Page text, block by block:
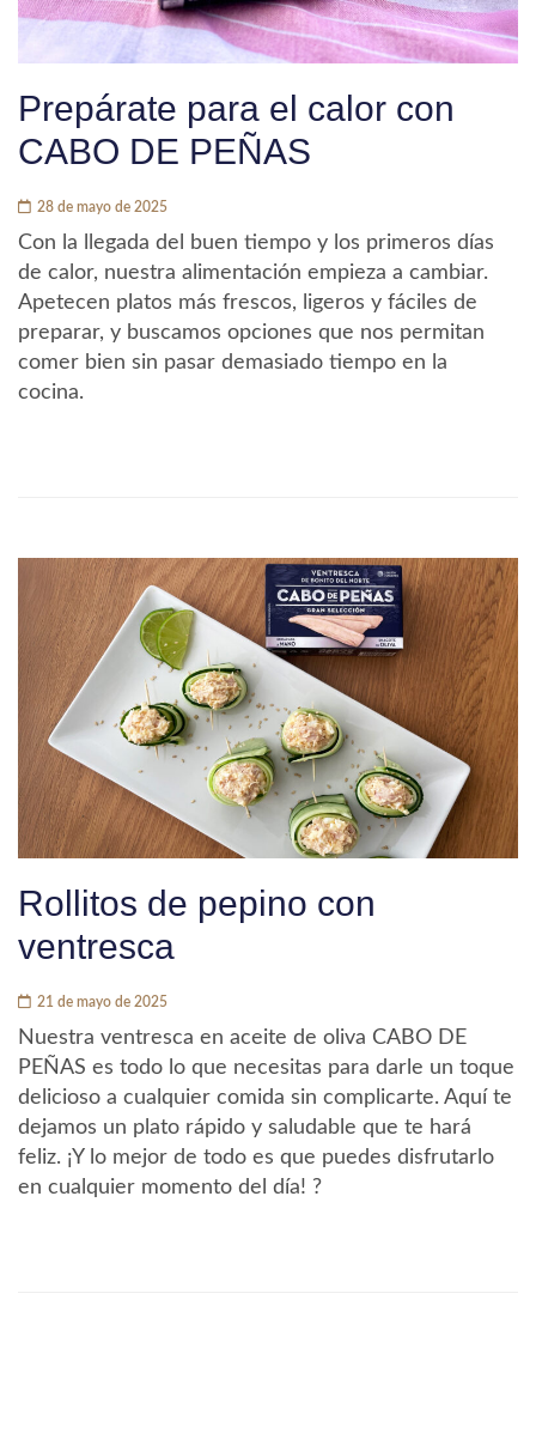
Prepárate para el calor con
CABO DE PEÑAS
28 de mayo de 2025
Con la llegada del buen tiempo y los primeros días
de calor, nuestra alimentación empieza a cambiar.
Apetecen platos más frescos, ligeros y fáciles de
preparar, y buscamos opciones que nos permitan
comer bien sin pasar demasiado tiempo en la
cocina.
Rollitos de pepino con
ventresca
21 de mayo de 2025
Nuestra ventresca en aceite de oliva CABO DE
PEÑAS es todo lo que necesitas para darle un toque
delicioso a cualquier comida sin complicarte. Aquí te
dejamos un plato rápido y saludable que te hará
feliz. ¡Y lo mejor de todo es que puedes disfrutarlo
en cualquier momento del día! ?